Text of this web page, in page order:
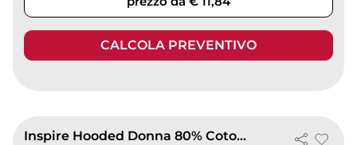
CALCOLA PREVENTIVO
Inspire Hooded Donna 80% Cotone Bio, Regular Fit, 280g, Felpa Eco